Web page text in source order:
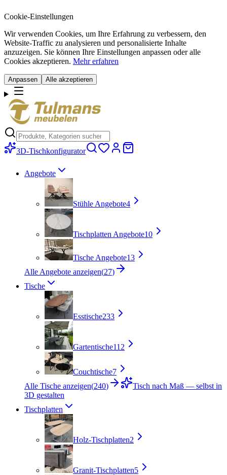
Cookie-Einstellungen
Wir verwenden Cookies, um Ihre Erfahrung zu verbessern, den
Website-Traffic zu analysieren und personalisierte Inhalte
anzuzeigen. Sie können Ihre Einstellungen anpassen oder alle
Cookies akzeptieren. Mehr erfahren
Anpassen Alle akzeptieren
3D-Tischkonfigurator
Angebote
Stühle Angebote4
Tischplatten Angebote10
Tische Angebote13
Alle Angebote anzeigen(27)
Tische
Esstische233
Gartentische112
Couchtische7
Alle Tische anzeigen(240)
Tisch nach Maß — selbst in
3D gestalten
Tischplatten
Holz-Tischplatten2
Granit-Tischplatten5